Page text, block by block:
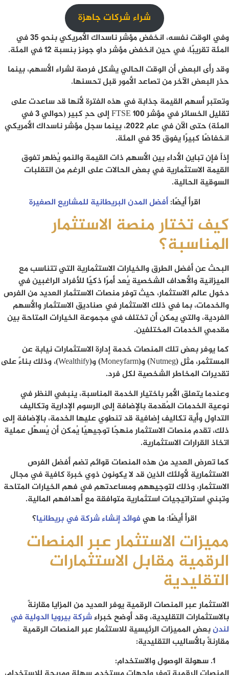
شراء شركات جاهزة
وفي الوقت نفسه، انخفض مؤشر ناسداك الأمريكي بنحو 35 في
المئة تقريبًا، في حين انخفض مؤشر داو جونز بنسبة 12 في المئة.
وقد رأى البعض أن الوقت الحالي يشكل فرصة لشراء الأسهم، بينما
حذر البعض الآخر من تصاعد الأمور قبل تحسنها.
وتعتبر أسهم القيمة جذابة في هذه الفترة لأنها قد ساعدت على
تقليل الخسائر في مؤشر FTSE 100 إلى حدٍ كبير (حوالي 3 في
المئة) حتى الآن في عام 2022، بينما سجل مؤشر ناسداك الأمريكي
انخفاضًا كبيرًا يفوق 35 في المئة.
إذاً فإن تباين الأداء بين الأسهم ذات القيمة والنمو يُظهر تفوق
القيمة الاستثمارية في بعض الحالات على الرغم من التقلبات
السوقية الحالية.
اقرأ أيضًا:أفضل المدن البريطانية للمشاريع الصغيرة
كيف تختار منصة الاستثمار
المناسبة؟
البحث عن أفضل الطرق والخيارات الاستثمارية التي تتناسب مع
الميزانية والأهداف الشخصية يُعد أمرًا ذكيًا للأفراد الراغبين في
دخول عالم الاستثمار، حيث توفر منصات الاستثمار العديد من الفرص
والخدمات، بما في ذلك الاستثمار في صناديق الاستثمار والأسهم
الفردية، والتي يمكن أن تختلف في مجموعة الخيارات المتاحة بين
مقدمي الخدمات المختلفين.
كما يوفر بعض تلك المنصات خدمة إدارة الاستثمارات نيابة عن
المستثمر، مثل (Nutmeg) و(Moneyfarm) و(Wealthify)، وذلك بناءً على
تقديرات المخاطر الشخصية لكل فرد.
وعندما يتعلق الأمر باختيار الخدمة المناسبة، ينبغي النظر في
نوعية الخدمات المُقدمة بالإضافة إلى الرسوم الإدارية وتكاليف
التداول وأية تكاليف إضافية قد تنطوي عليها الخدمة، بالإضافة إلى
ذلك، تقدم منصات الاستثمار منهجًا توجيهيًا يُمكن أن يُسهِّل عملية
اتخاذ القرارات الاستثمارية.
كما تعرض العديد من هذه المنصات قوائم تضم أفضل الفرص
الاستثمارية لأولئك الذين قد لا يكونون ذوي خبرة كافية في مجال
الاستثمار، وذلك لتوجيههم ومساعدتهم في فهم الخيارات المتاحة
وتبني استراتيجيات استثمارية متوافقة مع أهدافهم المالية.
اقرأ أيضًا: ما هيفوائد إنشاء شركة في بريطانيا؟
مميزات الاستثمار عبر المنصات
الرقمية مقابل الاستثمارات
التقليدية
الاستثمار عبر المنصات الرقمية يوفر العديد من المزايا مقارنةً
بالاستثمارات التقليدية، وقد أوضح خبراءشركة بيرويا الدولية في
لندنبعض المميزات الرئيسية للاستثمار عبر المنصات الرقمية
مقارنةً بالأساليب التقليدية:
سهولة الوصول والاستخدام: